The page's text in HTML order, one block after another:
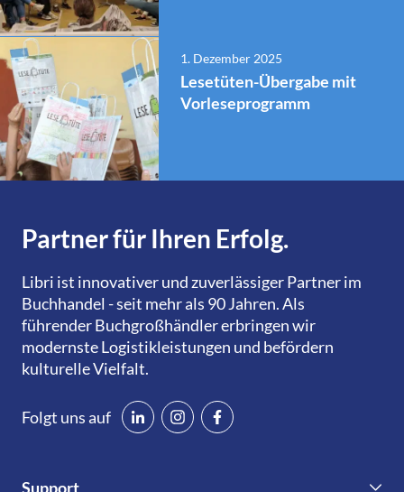
1. Dezember 2025
Lesetüten-Übergabe mit
Vorleseprogramm
Partner für Ihren Erfolg.
Libri ist innovativer und zuverlässiger Partner im
Buchhandel - seit mehr als 90 Jahren. Als
führender Buchgroßhändler erbringen wir
modernste Logistikleistungen und befördern
kulturelle Vielfalt.
Folgt uns auf
Support